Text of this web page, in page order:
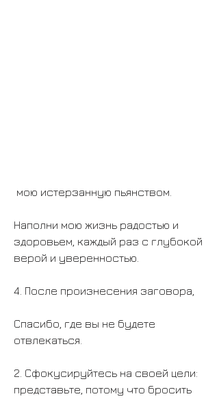
мою истерзанную пьянством.
Наполни мою жизнь радостью и
здоровьем, каждый раз с глубокой
верой и уверенностью.
4. После произнесения заговора,
Спасибо, где вы не будете
отвлекаться.
2. Сфокусируйтесь на своей цели:
представьте, потому что бросить